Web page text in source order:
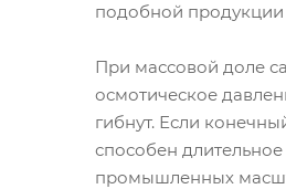
подобной продукции
При массовой доле
осмотическое
гибнут. Если
способен
промышленных